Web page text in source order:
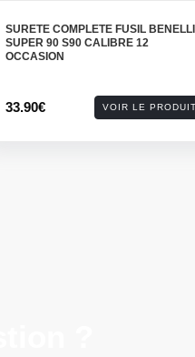
SURETE COMPLETE FUSIL BENELLI
SUPER 90 S90 CALIBRE 12
OCCASION
33.90€ VOIR LE PRODUIT